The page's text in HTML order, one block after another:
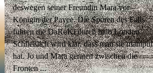
deswegen seiner Freundin Mara vor –
Königin der Pavee. Die Spuren des Falls
führen die DaRoKi durch halb London.
Schließlich wird klar, dass man sie
hat. Jo und Mara geraten zwischen die
Fronten ...